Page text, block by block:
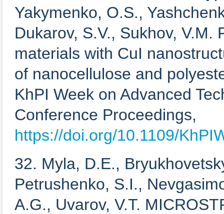
Yakymenko, O.S.,
Dukarov, S.V., Sukhov,
materials with CuI
of nanocellulose and
KhPI Week on Advanced
Conference Proceedings,
https://doi.org/10.1109/
32. Myla, D.E.,
Petrushenko, S.I.,
A.G., Uvarov, V.T.